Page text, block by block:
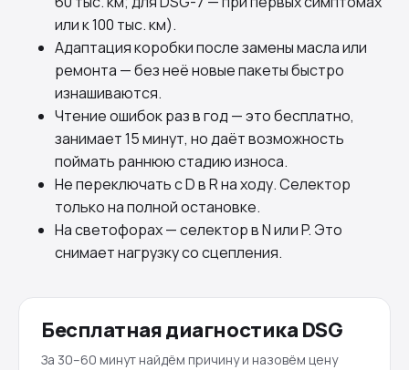
или к 100 тыс. км).
Адаптация коробки после замены масла или
ремонта — без неё новые пакеты быстро
изнашиваются.
Чтение ошибок раз в год — это бесплатно,
занимает 15 минут, но даёт возможность
поймать раннюю стадию износа.
Не переключать с D в R на ходу. Селектор
только на полной остановке.
На светофорах — селектор в N или P. Это
снимает нагрузку со сцепления.
Бесплатная диагностика DSG
За 30–60 минут найдём причину и назовём цену